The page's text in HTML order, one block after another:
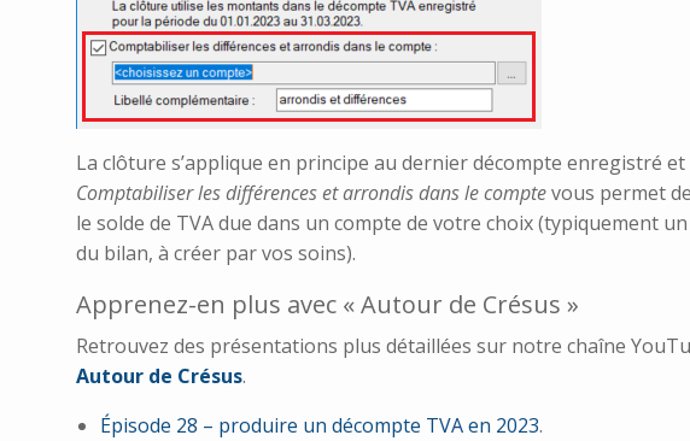
La clôture s’applique en principe au dernier décompte enregistré et
Comptabiliser les différences et arrondis dans le comptevous permet
le solde de TVA due dans un compte de votre choix (typiquement
du bilan, à créer par vos soins).
Apprenez-en plus avec « Autour de Crésus »
Retrouvez des présentations plus détaillées sur notre chaîne
Autour de Crésus.
Épisode 28 – produire un décompte TVA en 2023.